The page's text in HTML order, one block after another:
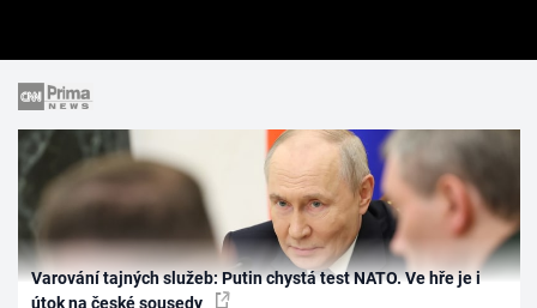
Varování tajných služeb: Putin chystá test NATO. Ve hře je i
útok na české sousedy